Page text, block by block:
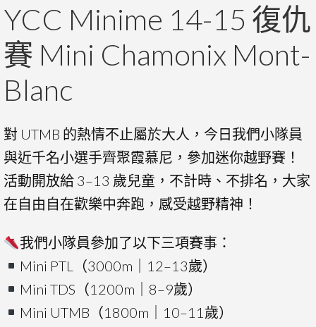
YCC Minime 14-15 復仇
賽 Mini Chamonix Mont-
Blanc
對 UTMB 的熱情不止屬於大人，今日我們小隊員
與近千名小選手齊聚霞慕尼，參加迷你越野賽！
活動開放給 3–13 歲兒童，不計時、不排名，大家
在自由自在歡樂中奔跑，感受越野精神！
我們小隊員參加了以下三項賽事：
Mini PTL（3000m｜12–13歲）
Mini TDS（1200m｜8–9歲）
Mini UTMB（1800m｜10–11歲）